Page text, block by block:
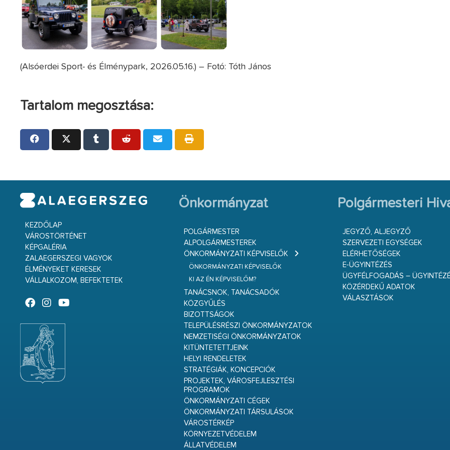
(Alsóerdei Sport- és Élménypark, 2026.05.16.) – Fotó: Tóth János
Tartalom megosztása:
KEZDŐLAP
VÁROSTÖRTÉNET
KÉPGALÉRIA
ZALAEGERSZEGI VAGYOK
ÉLMÉNYEKET KERESEK
VÁLLALKOZOM, BEFEKTETEK
Önkormányzat
POLGÁRMESTER
ALPOLGÁRMESTEREK
ÖNKORMÁNYZATI KÉPVISELŐK
ÖNKORMÁNYZATI KÉPVISELŐK
KI AZ ÉN KÉPVISELŐM?
TANÁCSNOK, TANÁCSADÓK
KÖZGYŰLÉS
BIZOTTSÁGOK
TELEPÜLÉSRÉSZI ÖNKORMÁNYZATOK
NEMZETISÉGI ÖNKORMÁNYZATOK
KITÜNTETETTJEINK
HELYI RENDELETEK
STRATÉGIÁK, KONCEPCIÓK
PROJEKTEK, VÁROSFEJLESZTÉSI
PROGRAMOK
ÖNKORMÁNYZATI CÉGEK
ÖNKORMÁNYZATI TÁRSULÁSOK
VÁROSTÉRKÉP
KÖRNYEZETVÉDELEM
ÁLLATVÉDELEM
Polgármesteri
JEGYZŐ, ALJEGYZŐ
SZERVEZETI EGYSÉGEK
ELÉRHETŐSÉGEK
E-ÜGYINTÉZÉS
ÜGYFÉLFOGADÁS –
KÖZÉRDEKŰ ADATOK
VÁLASZTÁSOK